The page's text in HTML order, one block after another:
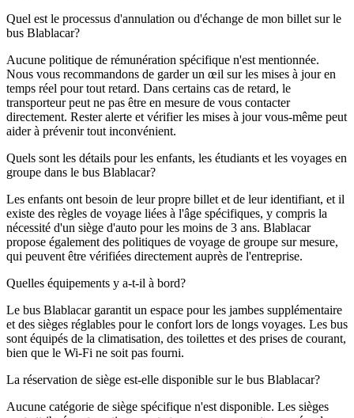
Quel est le processus d'annulation ou d'échange de mon billet sur le
bus Blablacar?
Aucune politique de rémunération spécifique n'est mentionnée.
Nous vous recommandons de garder un œil sur les mises à jour en
temps réel pour tout retard. Dans certains cas de retard, le
transporteur peut ne pas être en mesure de vous contacter
directement. Rester alerte et vérifier les mises à jour vous-même peut
aider à prévenir tout inconvénient.
Quels sont les détails pour les enfants, les étudiants et les voyages en
groupe dans le bus Blablacar?
Les enfants ont besoin de leur propre billet et de leur identifiant, et il
existe des règles de voyage liées à l'âge spécifiques, y compris la
nécessité d'un siège d'auto pour les moins de 3 ans. Blablacar
propose également des politiques de voyage de groupe sur mesure,
qui peuvent être vérifiées directement auprès de l'entreprise.
Quelles équipements y a-t-il à bord?
Le bus Blablacar garantit un espace pour les jambes supplémentaire
et des sièges réglables pour le confort lors de longs voyages. Les bus
sont équipés de la climatisation, des toilettes et des prises de courant,
bien que le Wi-Fi ne soit pas fourni.
La réservation de siège est-elle disponible sur le bus Blablacar?
Aucune catégorie de siège spécifique n'est disponible. Les sièges